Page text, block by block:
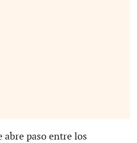
abre paso entre los